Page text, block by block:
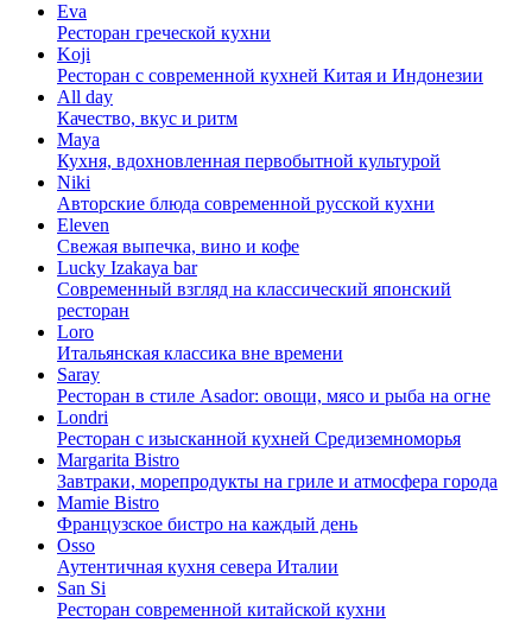
Eva
Ресторан греческой кухни
Koji
Ресторан с cовременной кухней Китая и Индонезии
All day
Качество, вкус и ритм
Maya
Кухня, вдохновленная первобытной культурой
Niki
Авторские блюда современной русской кухни
Eleven
Свежая выпечка, вино и кофе
Lucky Izakaya bar
Современный взгляд на классический японский
ресторан
Loro
Итальянская классика вне времени
Saray
Ресторан в стиле Asador: овощи, мясо и рыба на огне
Londri
Ресторан с изысканной кухней Средиземноморья
Margarita Bistro
Завтраки, морепродукты на гриле и атмосфера города
Mamie Bistro
Французское бистро на каждый день
Osso
Аутентичная кухня севера Италии
San Si
Ресторан современной китайской кухни